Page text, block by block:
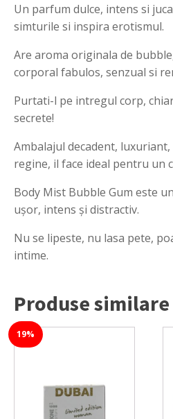
Un parfum dulce, intens si
simturile si inspira erotismul.
Are aroma originala de
corporal fabulos, senzual si
Purtati-l pe intregul corp,
secrete!
Ambalajul decadent,
regine, il face ideal pentru un
Body Mist Bubble Gum este
ușor, intens și distractiv.
Nu se lipeste, nu lasa pete,
intime.
Produse similare
19%